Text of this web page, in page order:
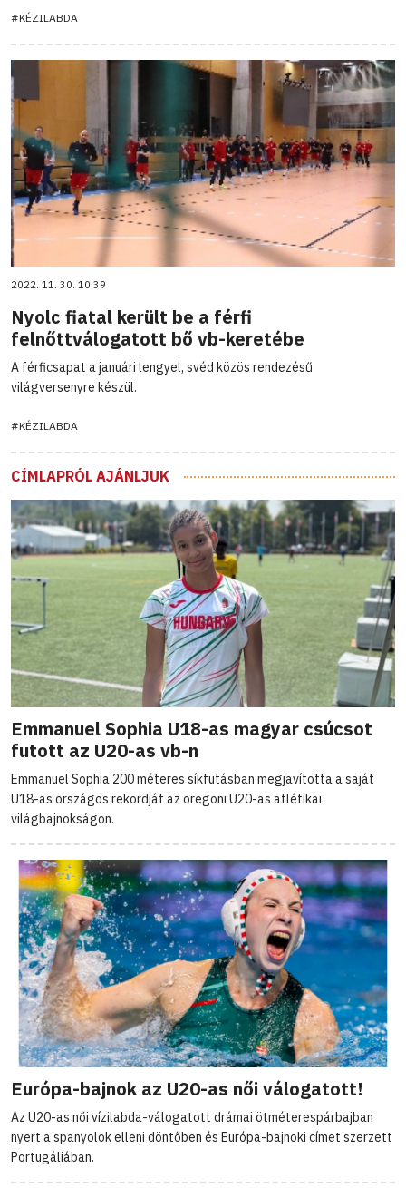
#KÉZILABDA
2022. 11. 30. 10:39
Nyolc fiatal került be a férfi
felnőttválogatott bő vb-keretébe
A férficsapat a januári lengyel, svéd közös rendezésű
világversenyre készül.
#KÉZILABDA
CÍMLAPRÓL AJÁNLJUK
Emmanuel Sophia U18-as magyar csúcsot
futott az U20-as vb-n
Emmanuel Sophia 200 méteres síkfutásban megjavította a saját
U18-as országos rekordját az oregoni U20-as atlétikai
világbajnokságon.
Európa-bajnok az U20-as női válogatott!
Az U20-as női vízilabda-válogatott drámai ötméterespárbajban
nyert a spanyolok elleni döntőben és Európa-bajnoki címet szerzett
Portugáliában.